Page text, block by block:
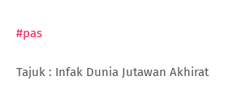
#pas
Tajuk : Infak Dunia Jutawan Akhirat